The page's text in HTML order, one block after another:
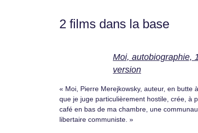
2 films dans la base
Moi, autobiographie,
version
« Moi, Pierre Merejkowsky, auteur, en butte
que je juge particulièrement hostile, crée, à
café en bas de ma chambre, une
libertaire communiste. »